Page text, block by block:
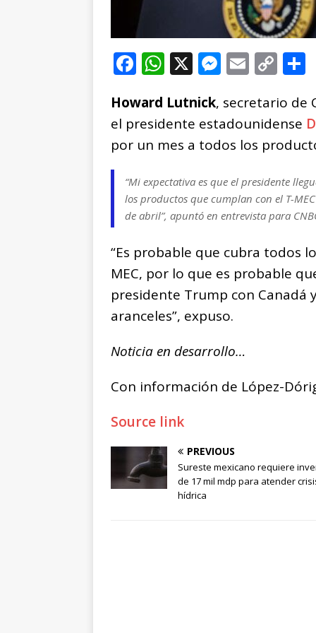
F
c
e
b
o
o
k
W
at
s
A
p
p
X M
ss
e
n
g
e
r
E
ai
l
C
p
y
Li
n
k r
Howard Lutnick, secretario de
el presidente estadounidense
por un mes a todos los
“Mi expectativa es que el presidente
los productos que cumplan con el T-
de abril”, apuntó en entrevista para
“Es probable que cubra todos
MEC, por lo que es probable
presidente Trump con Canadá
aranceles”, expuso.
Noticia en desarrollo…
Con información de López-
Source link
PREVIOUS
Sureste mexicano requiere
de 17 mil mdp para atender
hídrica